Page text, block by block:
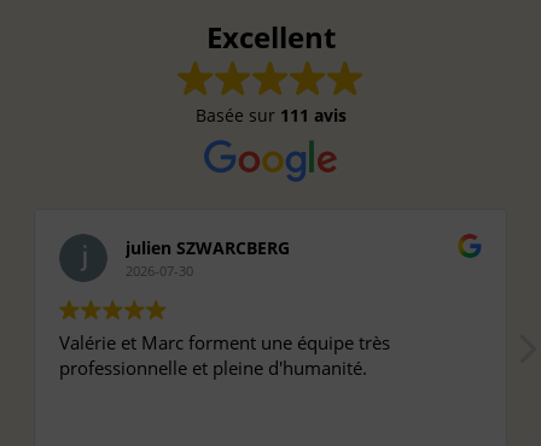
Excellent
Basée sur 111 avis
julien SZWARCBERG
2026-07-30
Valérie et Marc forment une équipe très
professionnelle et pleine d'humanité.